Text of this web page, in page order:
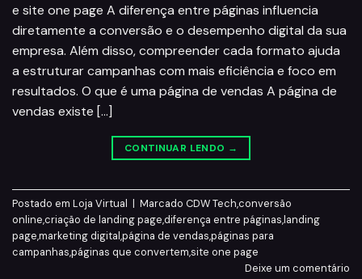
e site one page A diferença entre páginas influencia
diretamente a conversão e o desempenho digital da sua
empresa. Além disso, compreender cada formato ajuda
a estruturar campanhas com mais eficiência e foco em
resultados. O que é uma página de vendas A página de
vendas existe […]
CONTINUAR LENDO →
Postado em Loja Virtual | Marcado CDW Tech,conversão
online,criação de landing page,diferença entre páginas,landing
page,marketing digital,página de vendas,páginas para
campanhas,páginas que convertem,site one page
Deixe um comentário